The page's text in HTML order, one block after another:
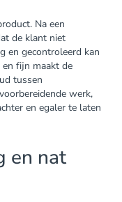
Na een
de klant niet
en gecontroleerd kan
fijn maakt de
tussen
werk,
en egaler te laten
en nat